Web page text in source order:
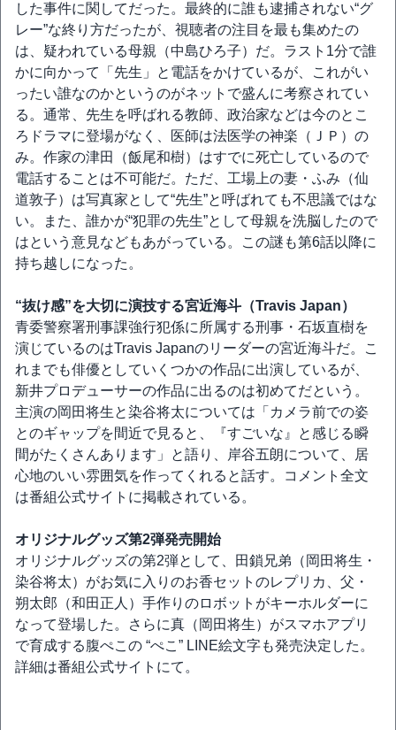
した事件に関してだった。最終的に誰も逮捕されない“グ
レー”な終り方だったが、視聴者の注目を最も集めたの
は、疑われている母親（中島ひろ子）だ。ラスト1分で誰
かに向かって「先生」と電話をかけているが、これがい
ったい誰なのかというのがネットで盛んに考察されてい
る。通常、先生を呼ばれる教師、政治家などは今のとこ
ろドラマに登場がなく、医師は法医学の神楽（ＪＰ）の
み。作家の津田（飯尾和樹）はすでに死亡しているので
電話することは不可能だ。ただ、工場上の妻・ふみ（仙
道敦子）は写真家として“先生”と呼ばれても不思議ではな
い。また、誰かが“犯罪の先生”として母親を洗脳したので
はという意見などもあがっている。この謎も第6話以降に
持ち越しになった。
“抜け感”を大切に演技する宮近海斗（Travis Japan）
青委警察署刑事課強行犯係に所属する刑事・石坂直樹を
演じているのはTravis Japanのリーダーの宮近海斗だ。こ
れまでも俳優としていくつかの作品に出演しているが、
新井プロデューサーの作品に出るのは初めてだという。
主演の岡田将生と染谷将太については「カメラ前での姿
とのギャップを間近で見ると、『すごいな』と感じる瞬
間がたくさんあります」と語り、岸谷五朗について、居
心地のいい雰囲気を作ってくれると話す。コメント全文
は番組公式サイトに掲載されている。
オリジナルグッズ第2弾発売開始
オリジナルグッズの第2弾として、田鎖兄弟（岡田将生・
染谷将太）がお気に入りのお香セットのレプリカ、父・
朔太郎（和田正人）手作りのロボットがキーホルダーに
なって登場した。さらに真（岡田将生）がスマホアプリ
で育成する腹ぺこの “ぺこ” LINE絵文字も発売決定した。
詳細は番組公式サイトにて。